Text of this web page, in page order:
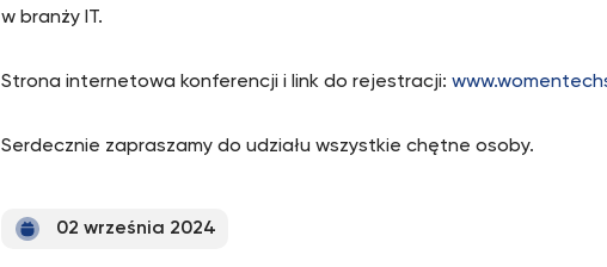
w branży IT.
Strona internetowa konferencji i link do rejestracji:
Serdecznie zapraszamy do udziału wszystkie chętne osoby.
02 września 2024